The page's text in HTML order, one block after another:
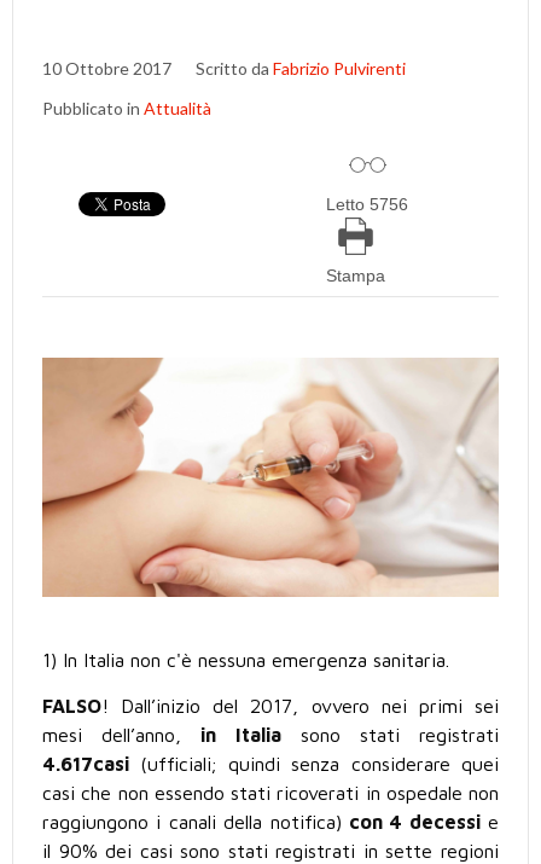
10 Ottobre 2017 Scritto da Fabrizio Pulvirenti
Pubblicato in Attualità
Letto 5756
Stampa
1) In Italia non c'è nessuna emergenza sanitaria.
FALSO! Dall’inizio del 2017, ovvero nei primi sei
mesi dell’anno, in Italiasono stati registrati
4.617casi (ufficiali; quindi senza considerare quei
casi che non essendo stati ricoverati in ospedale non
raggiungono i canali della notifica) con 4 decessie
il 90% dei casi sono stati registrati in sette regioni